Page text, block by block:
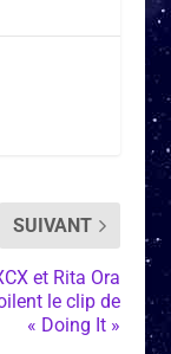
SUIVANT
et Rita Ora
le clip de
« Doing It »